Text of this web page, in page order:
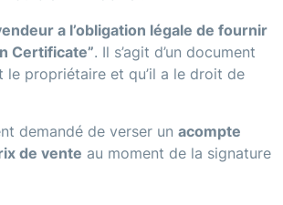
a l’obligation légale de fournir
Certificate”. Il s’agit d’un document
le propriétaire et qu’il a le droit de
demandé de verser un acompte
de vente au moment de la signature